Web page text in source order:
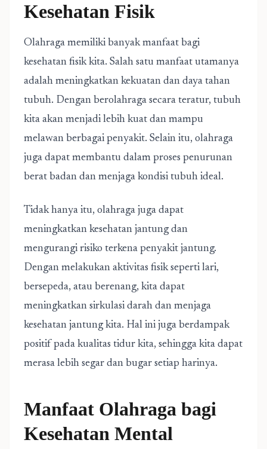
Kesehatan Fisik
Olahraga memiliki banyak manfaat bagi
kesehatan fisik kita. Salah satu manfaat utamanya
adalah meningkatkan kekuatan dan daya tahan
tubuh. Dengan berolahraga secara teratur, tubuh
kita akan menjadi lebih kuat dan mampu
melawan berbagai penyakit. Selain itu, olahraga
juga dapat membantu dalam proses penurunan
berat badan dan menjaga kondisi tubuh ideal.
Tidak hanya itu, olahraga juga dapat
meningkatkan kesehatan jantung dan
mengurangi risiko terkena penyakit jantung.
Dengan melakukan aktivitas fisik seperti lari,
bersepeda, atau berenang, kita dapat
meningkatkan sirkulasi darah dan menjaga
kesehatan jantung kita. Hal ini juga berdampak
positif pada kualitas tidur kita, sehingga kita dapat
merasa lebih segar dan bugar setiap harinya.
Manfaat Olahraga bagi
Kesehatan Mental